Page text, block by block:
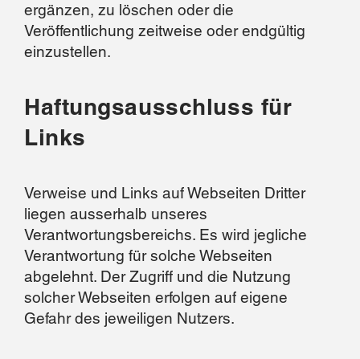
ergänzen, zu löschen oder die
Veröffentlichung zeitweise oder endgültig
einzustellen.
Haftungsausschluss für
Links
Verweise und Links auf Webseiten Dritter
liegen ausserhalb unseres
Verantwortungsbereichs. Es wird jegliche
Verantwortung für solche Webseiten
abgelehnt. Der Zugriff und die Nutzung
solcher Webseiten erfolgen auf eigene
Gefahr des jeweiligen Nutzers.